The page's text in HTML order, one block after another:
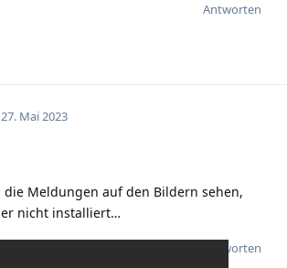
Antworten
27. Mai 2023
die Meldungen auf den Bildern sehen,
nicht installiert…
Antworten